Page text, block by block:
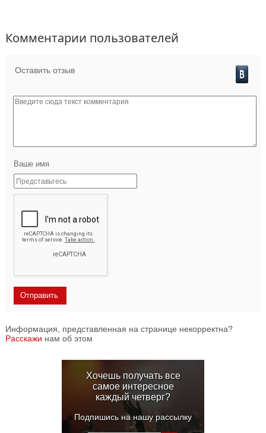
Комментарии пользователей
Оставить отзыв
Ваше имя
Информация, представленная на странице некорректна?
Расскажи нам об этом
Хочешь получать все
самое интересное
каждый четверг?
Подпишись на нашу рассылку